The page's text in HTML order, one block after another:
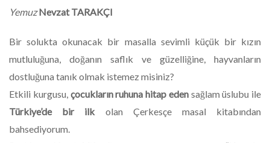
YemuzNevzat TARAKÇI
Bir solukta okunacak bir masalla sevimli küçük bir kızın
mutluluğuna, doğanın saflık ve güzelliğine, hayvanların
dostluğuna tanık olmak istemez misiniz?
Etkili kurgusu, çocukların ruhuna hitap edensağlam üslubu ile
Türkiye’de bir ilk olan Çerkesçe masal kitabından
bahsediyorum.